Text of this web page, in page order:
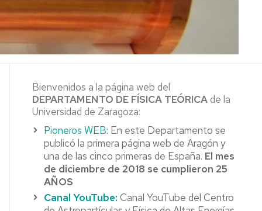
Bienvenidos a la página web del
DEPARTAMENTO DE FÍSICA TEÓRICAde la
Universidad de Zaragoza:
Pioneros WEB: En este Departamento se
publicó la primera página web de Aragón y
una de las cinco primeras de España. El mes
de diciembre de 2018 se cumplieron 25
AÑOS
Canal YouTube: Canal YouTube del Centro